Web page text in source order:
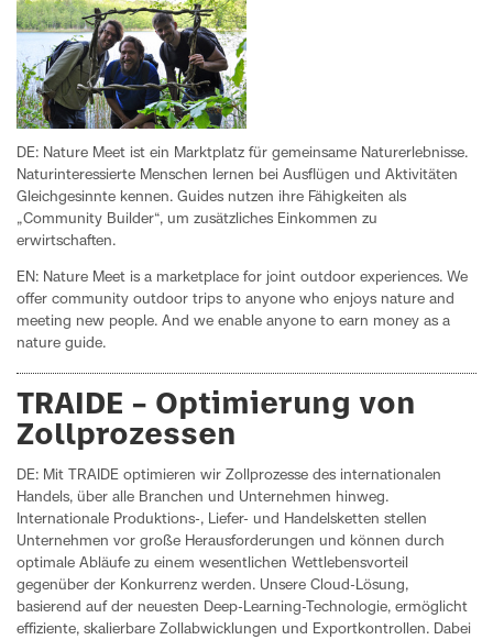
DE: Nature Meet ist ein Marktplatz für gemeinsame Naturerlebnisse.
Naturinteressierte Menschen lernen bei Ausflügen und Aktivitäten
Gleichgesinnte kennen. Guides nutzen ihre Fähigkeiten als
„Community Builder“, um zusätzliches Einkommen zu
erwirtschaften.
EN: Nature Meet is a marketplace for joint outdoor experiences. We
offer community outdoor trips to anyone who enjoys nature and
meeting new people. And we enable anyone to earn money as a
nature guide.
TRAIDE – Optimierung von
Zollprozessen
DE: Mit TRAIDE optimieren wir Zollprozesse des internationalen
Handels, über alle Branchen und Unternehmen hinweg.
Internationale Produktions-, Liefer- und Handelsketten stellen
Unternehmen vor große Herausforderungen und können durch
optimale Abläufe zu einem wesentlichen Wettlebensvorteil
gegenüber der Konkurrenz werden. Unsere Cloud-Lösung,
basierend auf der neuesten Deep-Learning-Technologie, ermöglicht
effiziente, skalierbare Zollabwicklungen und Exportkontrollen. Dabei